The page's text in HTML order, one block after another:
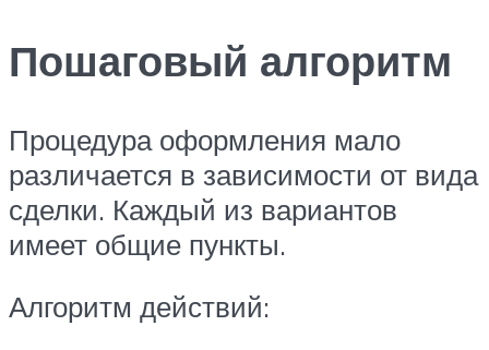
Пошаговый алгоритм
Процедура оформления мало
различается в зависимости от вида
сделки. Каждый из вариантов
имеет общие пункты.
Алгоритм действий: